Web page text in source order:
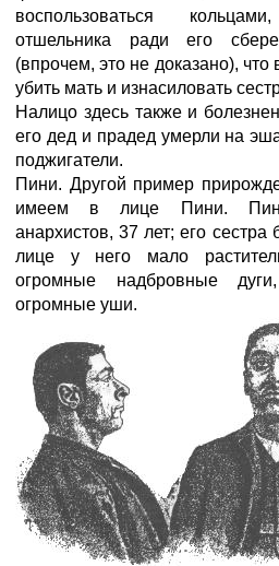
воспользоваться
отшельника ради его
(впрочем, это не доказано),
убить мать и изнасиловать
Налицо здесь также и
его дед и прадед умерли на
поджигатели.
Пини. Другой пример
имеем в лице Пини.
анархистов, 37 лет; его
лице у него мало
огромные надбровные
огромные уши.